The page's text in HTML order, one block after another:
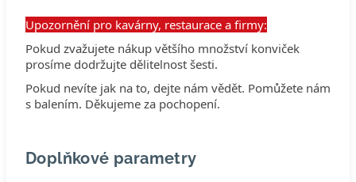
Upozornění pro kavárny, restaurace a firmy:
Pokud zvažujete nákup většího množství konviček
prosíme dodržujte dělitelnost šesti.
Pokud nevíte jak na to, dejte nám vědět. Pomůžete nám
s balením. Děkujeme za pochopení.
Doplňkové parametry